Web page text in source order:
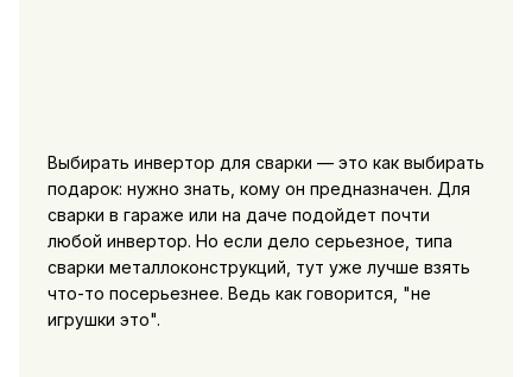
Выбирать инвертор для сварки — это как выбирать
подарок: нужно знать, кому он предназначен. Для
сварки в гараже или на даче подойдет почти
любой инвертор. Но если дело серьезное, типа
сварки металлоконструкций, тут уже лучше взять
что-то посерьезнее. Ведь как говорится, "не
игрушки это".